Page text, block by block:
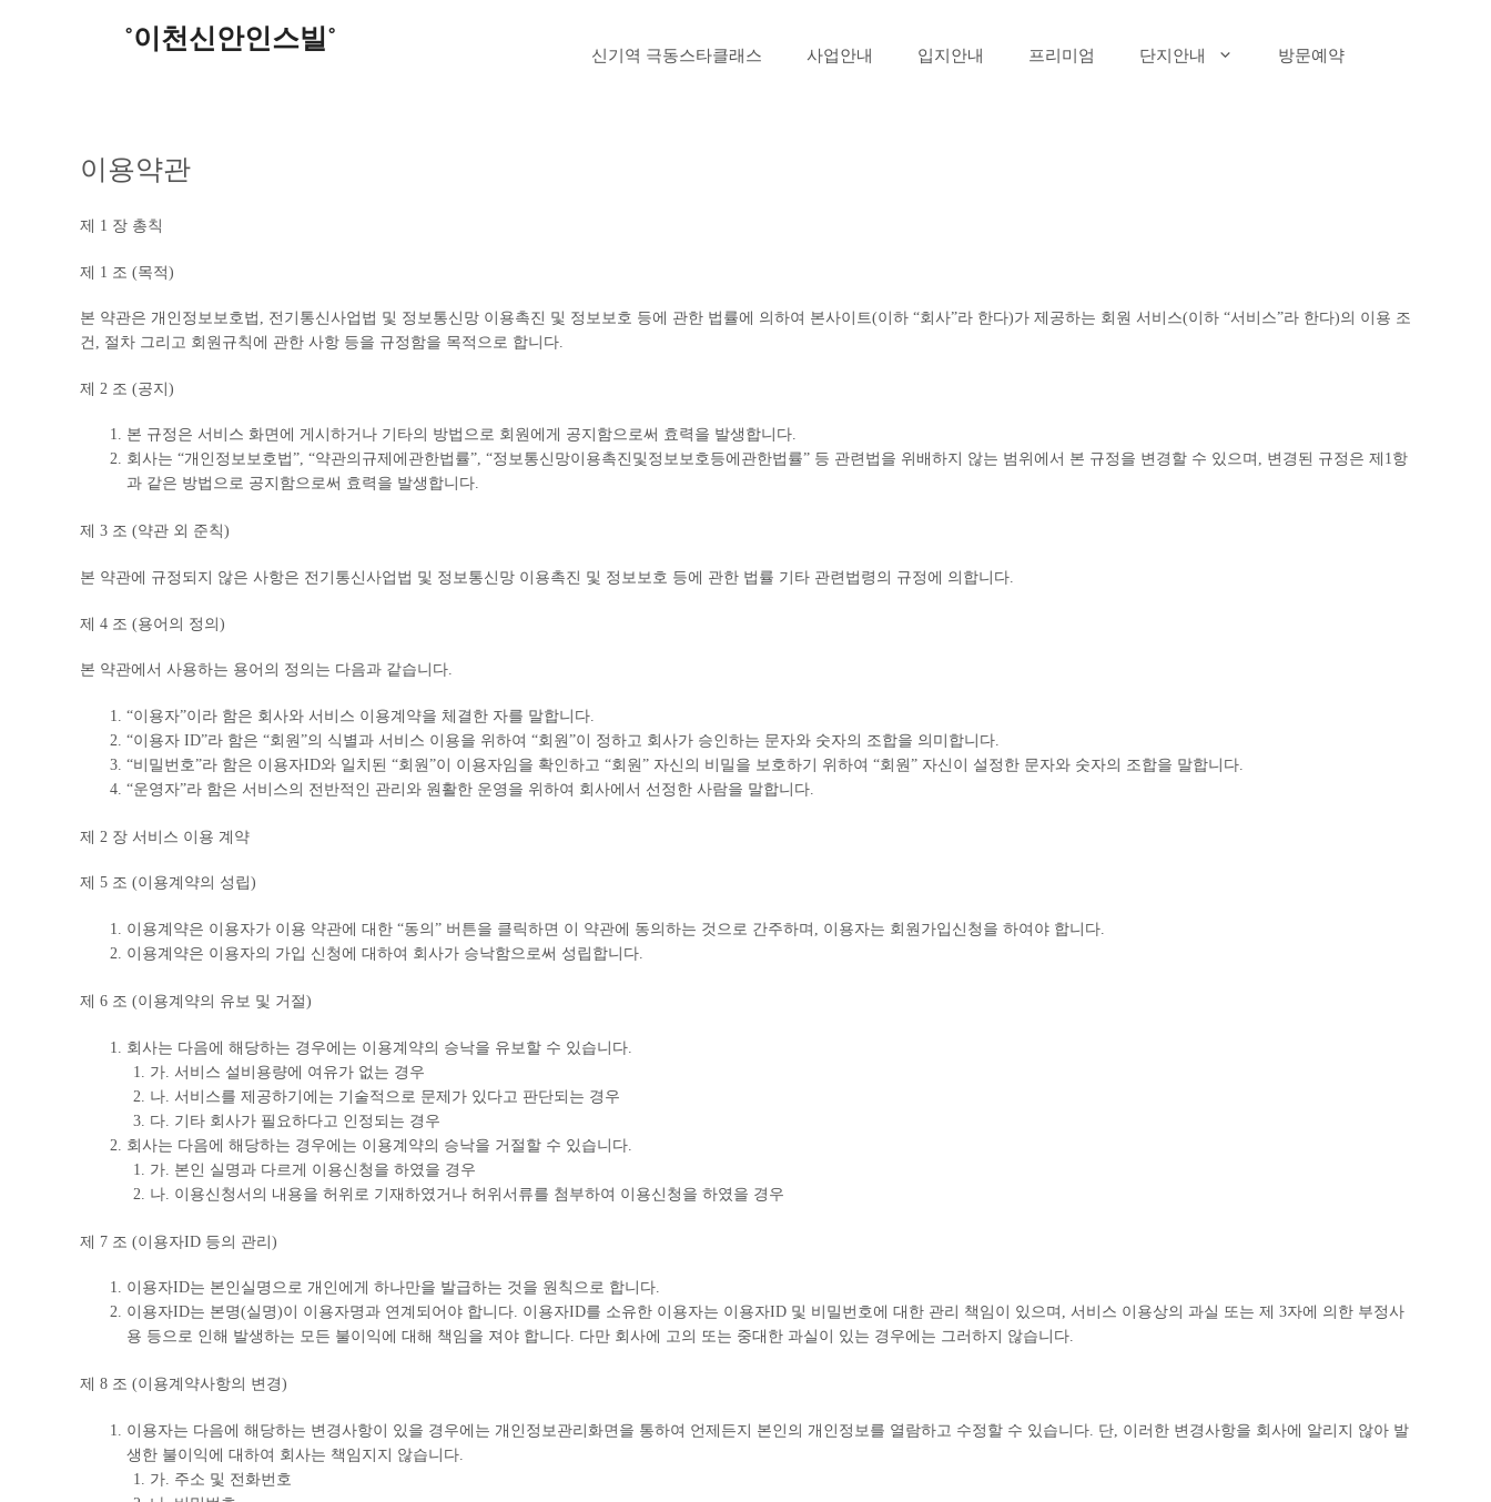
˚이천신안인스빌˚
신기역 극동스타클래스 사업안내 입지안내 프리미엄 단지안내 방문예약
이용약관
제 1 장 총칙
제 1 조 (목적)
본 약관은 개인정보보호법, 전기통신사업법 및 정보통신망 이용촉진 및 정보보호 등에 관한 법률에 의하여 본사이트(이하 “회사”라 한다)가 제공하는 회원 서비스(이하 “서비스”라 한다)의 이용 조
건, 절차 그리고 회원규칙에 관한 사항 등을 규정함을 목적으로 합니다.
제 2 조 (공지)
본 규정은 서비스 화면에 게시하거나 기타의 방법으로 회원에게 공지함으로써 효력을 발생합니다.
회사는 “개인정보보호법”, “약관의규제에관한법률”, “정보통신망이용촉진및정보보호등에관한법률” 등 관련법을 위배하지 않는 범위에서 본 규정을 변경할 수 있으며, 변경된 규정은 제1항
과 같은 방법으로 공지함으로써 효력을 발생합니다.
제 3 조 (약관 외 준칙)
본 약관에 규정되지 않은 사항은 전기통신사업법 및 정보통신망 이용촉진 및 정보보호 등에 관한 법률 기타 관련법령의 규정에 의합니다.
제 4 조 (용어의 정의)
본 약관에서 사용하는 용어의 정의는 다음과 같습니다.
“이용자”이라 함은 회사와 서비스 이용계약을 체결한 자를 말합니다.
“이용자 ID”라 함은 “회원”의 식별과 서비스 이용을 위하여 “회원”이 정하고 회사가 승인하는 문자와 숫자의 조합을 의미합니다.
“비밀번호”라 함은 이용자ID와 일치된 “회원”이 이용자임을 확인하고 “회원” 자신의 비밀을 보호하기 위하여 “회원” 자신이 설정한 문자와 숫자의 조합을 말합니다.
“운영자”라 함은 서비스의 전반적인 관리와 원활한 운영을 위하여 회사에서 선정한 사람을 말합니다.
제 2 장 서비스 이용 계약
제 5 조 (이용계약의 성립)
이용계약은 이용자가 이용 약관에 대한 “동의” 버튼을 클릭하면 이 약관에 동의하는 것으로 간주하며, 이용자는 회원가입신청을 하여야 합니다.
이용계약은 이용자의 가입 신청에 대하여 회사가 승낙함으로써 성립합니다.
제 6 조 (이용계약의 유보 및 거절)
회사는 다음에 해당하는 경우에는 이용계약의 승낙을 유보할 수 있습니다.
가. 서비스 설비용량에 여유가 없는 경우
나. 서비스를 제공하기에는 기술적으로 문제가 있다고 판단되는 경우
다. 기타 회사가 필요하다고 인정되는 경우
회사는 다음에 해당하는 경우에는 이용계약의 승낙을 거절할 수 있습니다.
가. 본인 실명과 다르게 이용신청을 하였을 경우
나. 이용신청서의 내용을 허위로 기재하였거나 허위서류를 첨부하여 이용신청을 하였을 경우
제 7 조 (이용자ID 등의 관리)
이용자ID는 본인실명으로 개인에게 하나만을 발급하는 것을 원칙으로 합니다.
이용자ID는 본명(실명)이 이용자명과 연계되어야 합니다. 이용자ID를 소유한 이용자는 이용자ID 및 비밀번호에 대한 관리 책임이 있으며, 서비스 이용상의 과실 또는 제 3자에 의한 부정사
용 등으로 인해 발생하는 모든 불이익에 대해 책임을 져야 합니다. 다만 회사에 고의 또는 중대한 과실이 있는 경우에는 그러하지 않습니다.
제 8 조 (이용계약사항의 변경)
이용자는 다음에 해당하는 변경사항이 있을 경우에는 개인정보관리화면을 통하여 언제든지 본인의 개인정보를 열람하고 수정할 수 있습니다. 단, 이러한 변경사항을 회사에 알리지 않아 발
생한 불이익에 대하여 회사는 책임지지 않습니다.
가. 주소 및 전화번호